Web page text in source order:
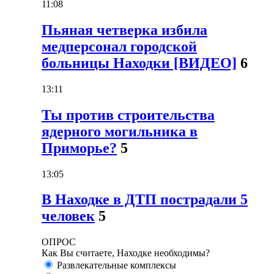
11:08
Пьяная четверка избила
медперсонал городской
больницы Находки [ВИДЕО] 6
13:11
Ты против строительства
ядерного могильника в
Приморье? 5
13:05
В Находке в ДТП пострадали 5
человек 5
ОПРОС
Как Вы считаете, Находке необходимы?
Развлекательные комплексы